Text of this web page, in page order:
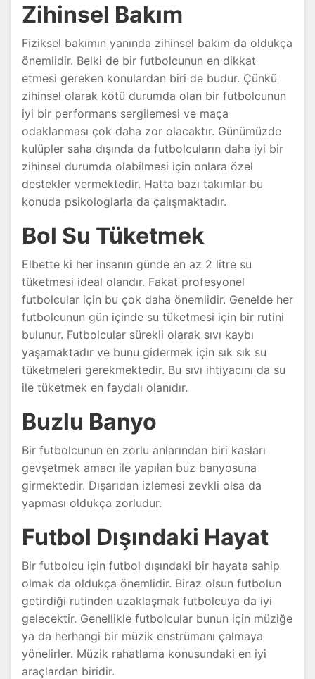
Zihinsel Bakım
Fiziksel bakımın yanında zihinsel bakım da oldukça
önemlidir. Belki de bir futbolcunun en dikkat
etmesi gereken konulardan biri de budur. Çünkü
zihinsel olarak kötü durumda olan bir futbolcunun
iyi bir performans sergilemesi ve maça
odaklanması çok daha zor olacaktır. Günümüzde
kulüpler saha dışında da futbolcuların daha iyi bir
zihinsel durumda olabilmesi için onlara özel
destekler vermektedir. Hatta bazı takımlar bu
konuda psikologlarla da çalışmaktadır.
Bol Su Tüketmek
Elbette ki her insanın günde en az 2 litre su
tüketmesi ideal olandır. Fakat profesyonel
futbolcular için bu çok daha önemlidir. Genelde her
futbolcunun gün içinde su tüketmesi için bir rutini
bulunur. Futbolcular sürekli olarak sıvı kaybı
yaşamaktadır ve bunu gidermek için sık sık su
tüketmeleri gerekmektedir. Bu sıvı ihtiyacını da su
ile tüketmek en faydalı olanıdır.
Buzlu Banyo
Bir futbolcunun en zorlu anlarından biri kasları
gevşetmek amacı ile yapılan buz banyosuna
girmektedir. Dışarıdan izlemesi zevkli olsa da
yapması oldukça zorludur.
Futbol Dışındaki Hayat
Bir futbolcu için futbol dışındaki bir hayata sahip
olmak da oldukça önemlidir. Biraz olsun futbolun
getirdiği rutinden uzaklaşmak futbolcuya da iyi
gelecektir. Genellikle futbolcular bunun için müziğe
ya da herhangi bir müzik enstrümanı çalmaya
yönelirler. Müzik rahatlama konusundaki en iyi
araçlardan biridir.